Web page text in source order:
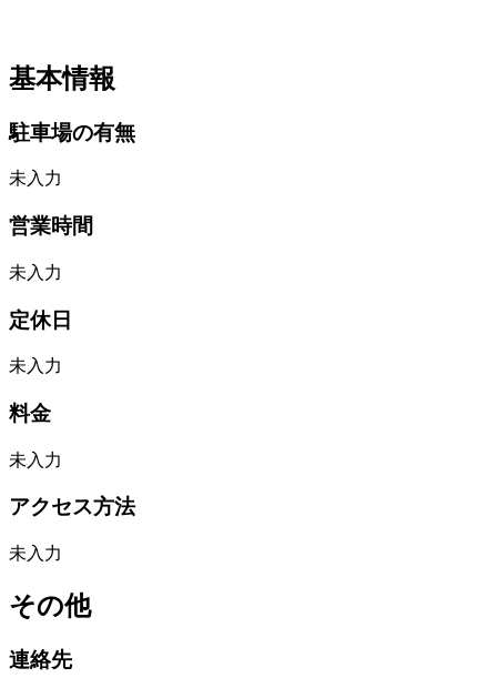
基本情報
駐車場の有無
未入力
営業時間
未入力
定休日
未入力
料金
未入力
アクセス方法
未入力
その他
連絡先